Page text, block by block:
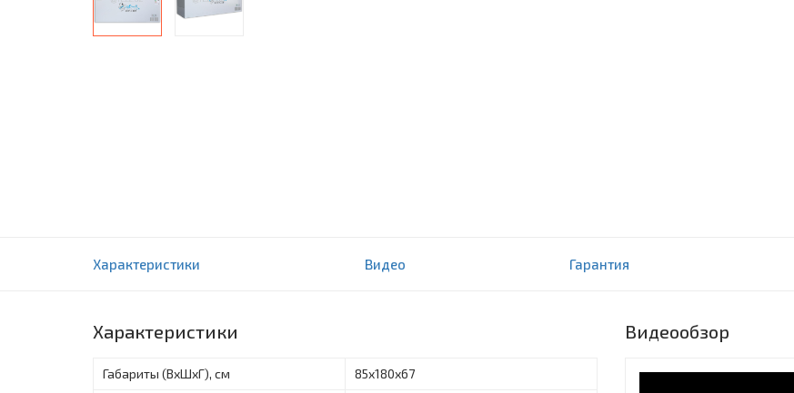
Характеристики Видео Гарантия
Характеристики
Габариты (ВxШxГ), см 85х180х67
Видеообзор